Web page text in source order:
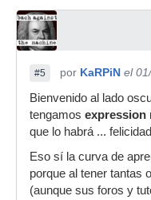
#5 por KaRPiN el
Bienvenido al lado
tengamos expression
que lo habrá ...
Eso sí la curva de
porque al tener tantas
(aunque sus foros y